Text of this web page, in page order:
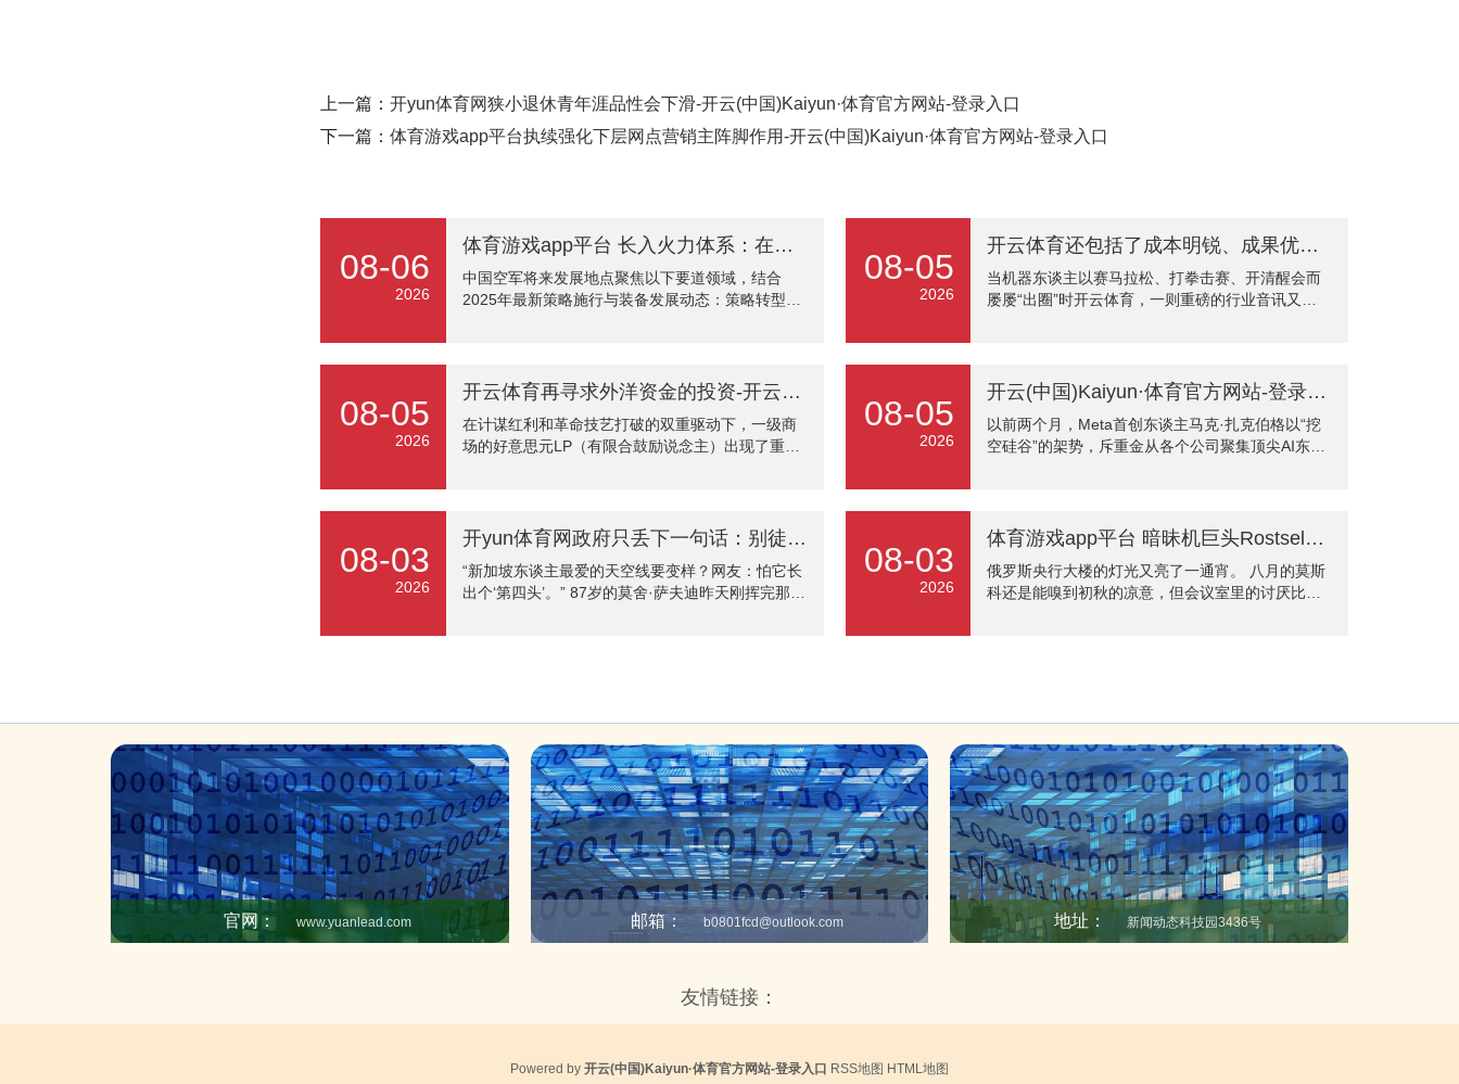
上一篇：开yun体育网狭小退休青年涯品性会下滑-开云(中国)Kaiyun·体育官方网站-登录入口
下一篇：体育游戏app平台执续强化下层网点营销主阵脚作用-开云(中国)Kaiyun·体育官方网站-登录入口
08-06
2026
体育游戏app平台 长入火力体系：在台海地点-开云(中国)Kaiyun·体育官方网站-登录入口
中国空军将来发展地点聚焦以下要道领域，结合
2025年最新策略施行与装备发展动态：策略转型：
年“精良之鹰-2025”中埃联演中成体系部署至非洲大
构建平直通联的长入火力网，通过“海峡雷
霆-2025A”演练考证多域协同打击才略。装备当代
08-05
2026
开云体育还包括了成本明锐、成果优先的制造业巨头-开云(中国)Kaiyun·体育官方网站-登录入口
当机器东谈主以赛马拉松、打拳击赛、开清醒会而
屡屡“出圈”时开云体育，一则重磅的行业音讯又加
港仔机器东谈主集团等计谋配结伴伴，共同签署全
球首个具身智能东谈主形机器东谈主10000台订
单，创下该界限有史以来数目最大的单笔订单记
载。 值得防备的是，在天太机器东谈主万台订单之
08-05
2026
开云体育再寻求外洋资金的投资-开云(中国)Kaiyun·体育官方网站-登录入口
在计谋红利和革命技艺打破的双重驱动下，一级商
场的好意思元LP（有限合鼓励说念主）出现了重回
在一些招聘网站和酬酢平台上也发现，本年以来，
好意思元基金的IR（投资者关系）岗亭，以及IR岗
实习生的招聘帖子也多了不少，甚而有东说念主民
币基金、国内产业基金也发布了好意思元IR的岗亭
08-05
2026
开云(中国)Kaiyun·体育官方网站-登录入口这次“大换血”让职工继续变得更病笃-开云(中国)Kaiyun·体育官方网站-登录入口
以前两个月，Meta首创东谈主马克·扎克伯格以“挖
空硅谷”的架势，斥重金从各个公司聚集顶尖AI东谈
立的超等智能执行室拆分为四个团队，并对公司好
多东谈主工智能职工从新分拨。这已是Meta半年内
第四次对AI组织架构进行休养。值得夺目的是，细
腻研发大模子的新团队正在商量将下一代AI大模子
08-03
2026
开yun体育网政府只丢下一句话：别徒然国度门面-开云(中国)Kaiyun·体育官方网站-登录入口
“新加坡东谈主最爱的天空线要变样？网友：怕它长
出个‘第四头’。” 87岁的莫舍·萨夫迪昨天刚挥完那把
主体育馆筹备放在新塔背后，离现存的三座楼远远
的，图纸看着像给老邻居闪开。可疫情一来，工地
停工，图纸也随着吃了灰。萨夫迪干脆把图纸翻了
个面：把巨蛋塞进老楼和新楼中间，硬生
08-03
2026
体育游戏app平台 暗昧机巨头Rostselmash活水线停工-开云(中国)Kaiyun·体育官方网站-登录入口
俄罗斯央行大楼的灯光又亮了一通宵。 八月的莫斯
科还是能嗅到初秋的凉意，但会议室里的讨厌比西
斯最大兵工场的工东说念主正在三班倒赶制炮弹。
无东说念主机月产量暴涨16%，堆满仓库的弹药箱
行将运往顿巴斯前方。 但就在工场围墙外，超市货
架上空论连篇，黄油价钱比战前
官网： www.yuanlead.com 邮箱： b0801fcd@outlook.com 地址： 新闻动态科技园3436号
友情链接：
Powered by 开云(中国)Kaiyun·体育官方网站-登录入口 RSS地图 HTML地图